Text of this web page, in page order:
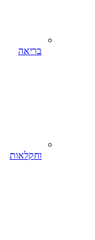
בריאה
וחקלאות